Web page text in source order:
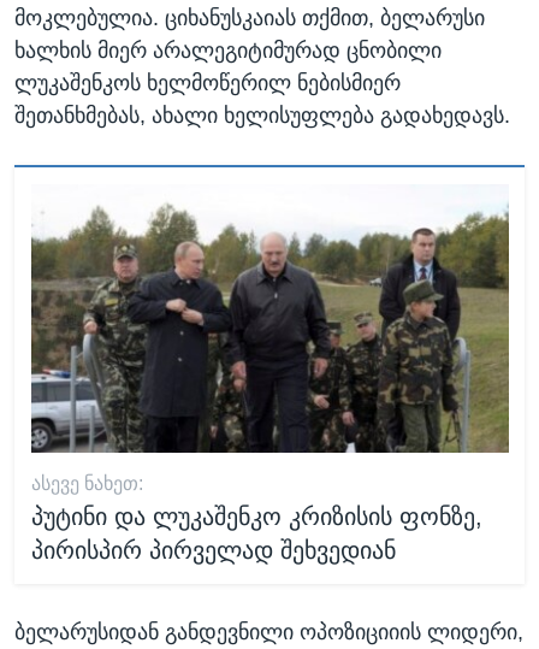
მოკლებულია. ციხანუსკაიას თქმით, ბელარუსი
ხალხის მიერ არალეგიტიმურად ცნობილი
ლუკაშენკოს ხელმოწერილ ნებისმიერ
შეთანხმებას, ახალი ხელისუფლება გადახედავს.
ᲐᲡᲔᲕᲔ ᲜᲐᲮᲔᲗ:
პუტინი და ლუკაშენკო კრიზისის ფონზე,
პირისპირ პირველად შეხვედიან
ბელარუსიდან განდევნილი ოპოზიციიის ლიდერი,